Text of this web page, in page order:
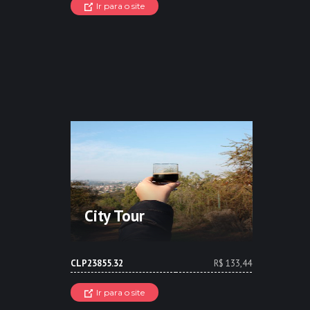
Ir para o site
City Tour
CLP23855.32 R$ 133,44
Ir para o site